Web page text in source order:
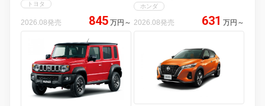
トヨタ
2026.08発売 845 万円 ～
ホンダ
2026.08発売 631 万円 ～